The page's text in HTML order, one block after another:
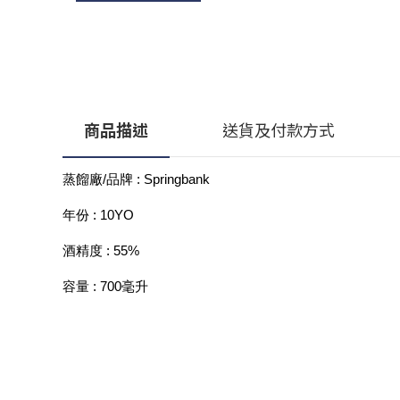
商品描述 送貨及付款方式
蒸餾廠/品牌 : Springbank
年份 : 10YO
酒精度 : 55%
容量 : 700毫升